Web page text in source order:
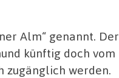
Alm“ genannt. Der
künftig doch vom
zugänglich werden.